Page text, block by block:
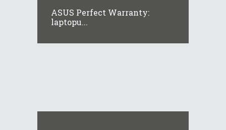
ASUS Perfect Warranty:
laptopu...